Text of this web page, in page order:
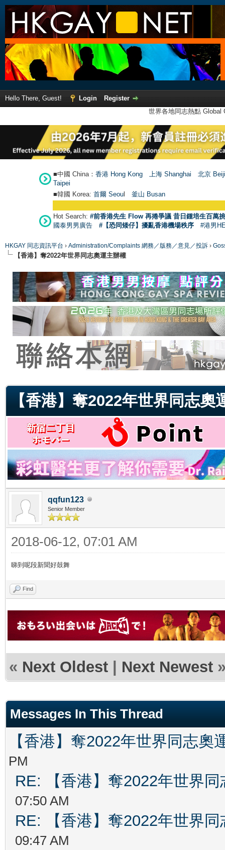
Hello There, Guest! Login
Register
世界各地同志熱點
■中國 China： 香港 Hong Kong 上海 Shanghai
北京
Taipei
■韓國 Korea: 首爾 Seoul 釜山 Busan
Hot Search: #前香港先生 Flow 再捲爭議 昔日鍾培生百萬
國泰男男廣告
#【恐同矮仔】擾亂香港機場秩序 #港男
HKGAY 同志資訊平台 › Administration/Complaints 網務／版務／意見／投訴 ›
【香港】奪2022年世界同志奧運主辦權
【香港】奪2022年世界同志奧
qqfun123
Senior Member
2018-06-12, 07:01 AM
睇到呢段新聞好鼓舞
Find
« Next Oldest | Next Newest
Messages In This Thread
【香港】奪2022年世界同志奧
PM
RE: 【香港】奪2022年世界
07:50 AM
RE: 【香港】奪2022年世界
09:47 AM